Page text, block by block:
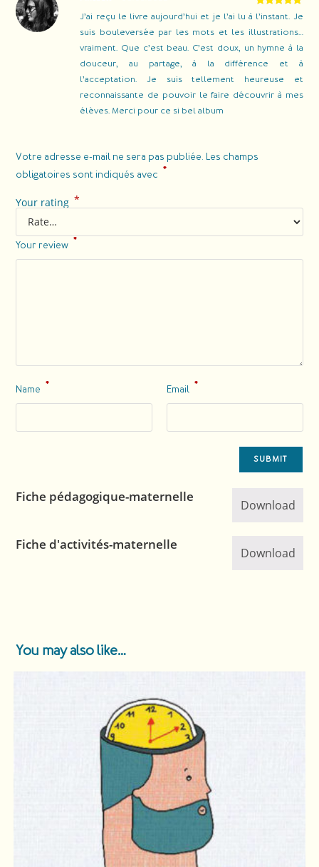
Rated5out
J’ai reçu le livre aujourd’hui et je l’ai lu à l’instant. Je
suis bouleversée par les mots et les illustrations…
vraiment. Que c’est beau. C’est doux, un hymne à la
douceur, au partage, à la différence et à
l’acceptation. Je suis tellement heureuse et
reconnaissante de pouvoir le faire découvrir à mes
élèves. Merci pour ce si bel album
Votre adresse e-mail ne sera pas publiée. Les champs
obligatoires sont indiqués avec *
Your rating *
Your review *
Name * Email *
Fiche pédagogique-maternelle
Download
Fiche d'activités-maternelle
Download
You may also like…